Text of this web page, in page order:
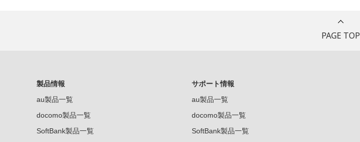
PAGE TOP
製品情報
au製品一覧
docomo製品一覧
SoftBank製品一覧
サポート情報
au製品一覧
docomo製品一覧
SoftBank製品一覧